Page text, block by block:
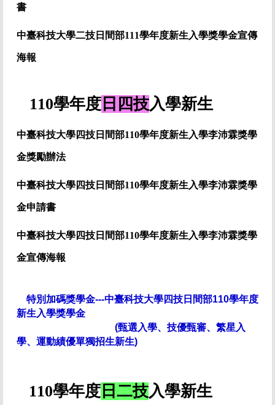
書
中臺科技大學二技日間部111學年度新生入學獎學金宣傳
海報
110學年度 日四技入學新生
中臺科技大學四技日間部110學年度新生入學李沛霖獎學
金獎勵辦法
中臺科技大學四技日間部110學年度新生入學李沛霖獎學
金申請書
中臺科技大學四技日間部110學年度新生入學李沛霖獎學
金宣傳海報
特別加碼獎學金---中臺科技大學四技日間部110學年度
新生入學獎學金
(甄選入學、技優甄審、繁星入
學、運動績優單獨招生新生)
110學年度 日二技入學新生